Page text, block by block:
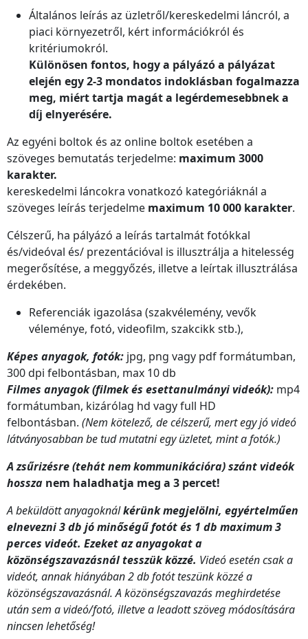
Általános leírás az üzletről/kereskedelmi láncról, a
piaci környezetről, kért információkról és
kritériumokról.
Különösen fontos, hogy a pályázó a pályázat
elején egy 2-3 mondatos indoklásban fogalmazza
meg, miért tartja magát a legérdemesebbnek a
díj elnyerésére.
Az egyéni boltok és az online boltok esetében a
szöveges bemutatás terjedelme: maximum 3000
karakter.
kereskedelmi láncokra vonatkozó kategóriáknál a
szöveges leírás terjedelme maximum 10 000 karakter.
Célszerű, ha pályázó a leírás tartalmát fotókkal
és/videóval és/ prezentációval is illusztrálja a hitelesség
megerősítése, a meggyőzés, illetve a leírtak illusztrálása
érdekében.
Referenciák igazolása (szakvélemény, vevők
véleménye, fotó, videofilm, szakcikk stb.),
Képes anyagok, fotók: jpg, png vagy pdf formátumban,
300 dpi felbontásban, max 10 db
Filmes anyagok (filmek és esettanulmányi videók): mp4
formátumban, kizárólag hd vagy full HD
felbontásban. (Nem kötelező, de célszerű, mert egy jó videó
látványosabban be tud mutatni egy üzletet, mint a fotók.)
A zsűrizésre (tehát nem kommunikációra) szánt videók
hossza nem haladhatja meg a 3 percet!
A beküldött anyagoknálkérünk megjelölni, egyértelműen
elnevezni 3 db jó minőségű fotót és 1 db maximum 3
perces videót. Ezeket az anyagokat a
közönségszavazásnál tesszük közzé. Videó esetén csak a
videót, annak hiányában 2 db fotót teszünk közzé a
közönségszavazásnál. A közönségszavazás meghirdetése
után sem a videó/fotó, illetve a leadott szöveg módosítására
nincsen lehetőség!